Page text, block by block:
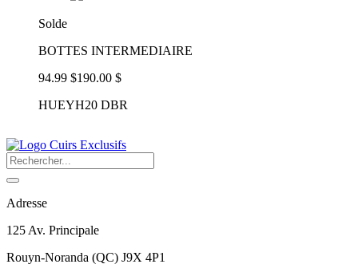
Solde
BOTTES INTERMEDIAIRE
94.99 $190.00 $
HUEYH20 DBR
Adresse
125 Av. Principale
Rouyn-Noranda (QC) J9X 4P1